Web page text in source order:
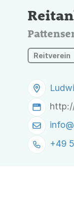
Reitverein
info@
+49